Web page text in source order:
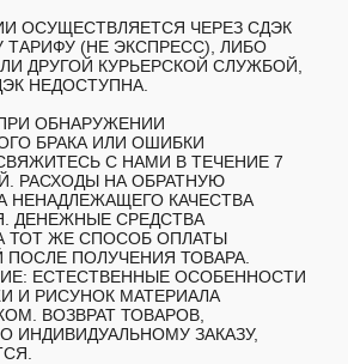
ОСУЩЕСТВЛЯЕТСЯ ЧЕРЕЗ СДЭК
(НЕ ЭКСПРЕСС), ЛИБО
ДРУГОЙ КУРЬЕРСКОЙ СЛУЖБОЙ,
НЕДОСТУПНА.
ОБНАРУЖЕНИИ
БРАКА ИЛИ ОШИБКИ
С НАМИ В ТЕЧЕНИЕ 7
РАСХОДЫ НА ОБРАТНУЮ
НЕНАДЛЕЖАЩЕГО КАЧЕСТВА
ДЕНЕЖНЫЕ СРЕДСТВА
ТОТ ЖЕ СПОСОБ ОПЛАТЫ
ПОСЛЕ ПОЛУЧЕНИЯ ТОВАРА.
ЕСТЕСТВЕННЫЕ ОСОБЕННОСТИ
И РИСУНОК МАТЕРИАЛА
ВОЗВРАТ ТОВАРОВ,
ИНДИВИДУАЛЬНОМУ ЗАКАЗУ,